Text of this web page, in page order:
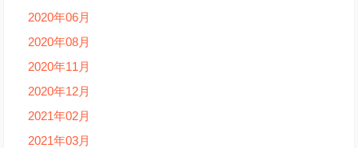
2020年06月
2020年08月
2020年11月
2020年12月
2021年02月
2021年03月